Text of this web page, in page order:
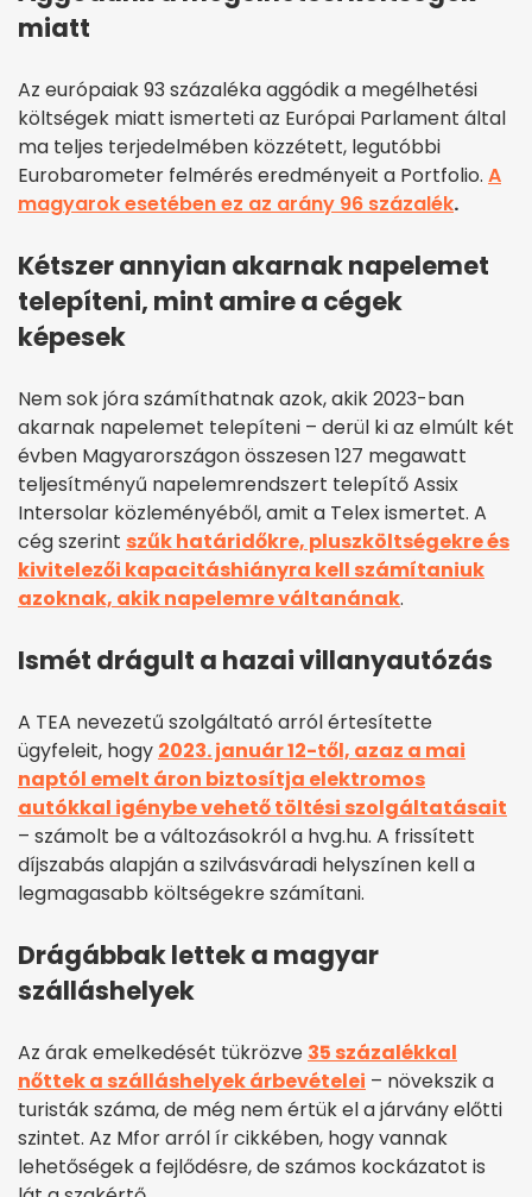
miatt
Az európaiak 93 százaléka aggódik a megélhetési
költségek miatt ismerteti az Európai Parlament által
ma teljes terjedelmében közzétett, legutóbbi
Eurobarometer felmérés eredményeit a Portfolio. A
magyarok esetében ez az arány 96 százalék.
Kétszer annyian akarnak napelemet
telepíteni, mint amire a cégek
képesek
Nem sok jóra számíthatnak azok, akik 2023-ban
akarnak napelemet telepíteni – derül ki az elmúlt két
évben Magyarországon összesen 127 megawatt
teljesítményű napelemrendszert telepítő Assix
Intersolar közleményéből, amit a Telex ismertet. A
cég szerint szűk határidőkre, pluszköltségekre és
kivitelezői kapacitáshiányra kell számítaniuk
azoknak, akik napelemre váltanának.
Ismét drágult a hazai villanyautózás
A TEA nevezetű szolgáltató arról értesítette
ügyfeleit, hogy 2023. január 12-től, azaz a mai
naptól emelt áron biztosítja elektromos
autókkal igénybe vehető töltési szolgáltatásait
– számolt be a változásokról a hvg.hu. A frissített
díjszabás alapján a szilvásváradi helyszínen kell a
legmagasabb költségekre számítani.
Drágábbak lettek a magyar
szálláshelyek
Az árak emelkedését tükrözve 35 százalékkal
nőttek a szálláshelyek árbevételei – növekszik a
turisták száma, de még nem értük el a járvány előtti
szintet. Az Mfor arról ír cikkében, hogy vannak
lehetőségek a fejlődésre, de számos kockázatot is